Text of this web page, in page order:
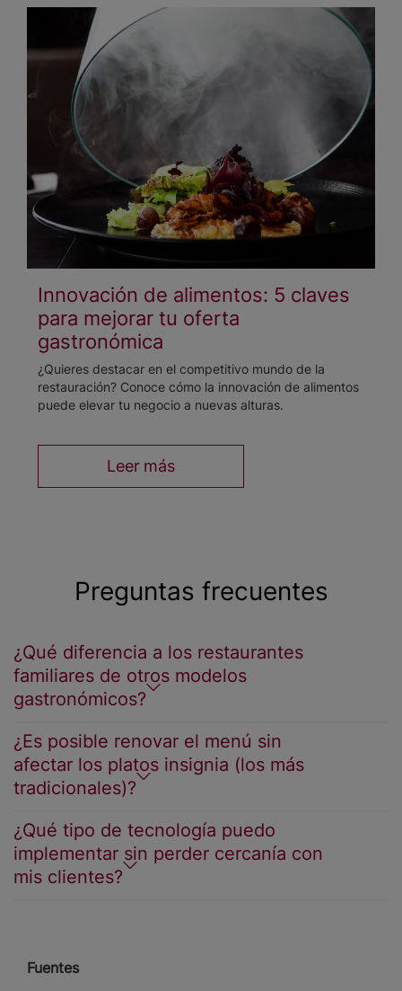
Innovación de alimentos: 5 claves
para mejorar tu oferta
gastronómica
¿Quieres destacar en el competitivo mundo de la
restauración? Conoce cómo la innovación de alimentos
puede elevar tu negocio a nuevas alturas.
Leer más
Preguntas frecuentes
¿Qué diferencia a los restaurantes
familiares de otros modelos
gastronómicos?
¿Es posible renovar el menú sin
afectar los platos insignia (los más
tradicionales)?
¿Qué tipo de tecnología puedo
implementar sin perder cercanía con
mis clientes?
Fuentes